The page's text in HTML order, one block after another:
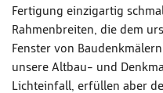
Fertigung einzigartig
Rahmenbreiten, die dem
Fenster von
unsere Altbau- und
Lichteinfall, erfüllen aber